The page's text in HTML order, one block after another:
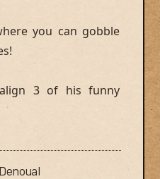
you can gobble
3 of his funny